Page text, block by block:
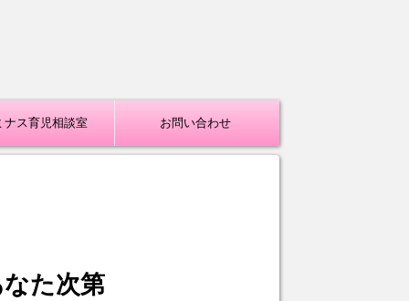
ナス育児相談室 お問い合わせ
た次第